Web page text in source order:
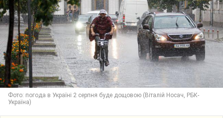
Фото: погода в Україні 2 серпня буде дощовою (Віталій Носач, РБК-
Україна)